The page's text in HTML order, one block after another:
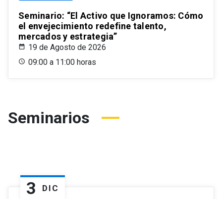
Seminario: “El Activo que Ignoramos: Cómo
el envejecimiento redefine talento,
mercados y estrategia”
19 de Agosto de 2026
09:00 a 11:00 horas
Seminarios
3 DIC